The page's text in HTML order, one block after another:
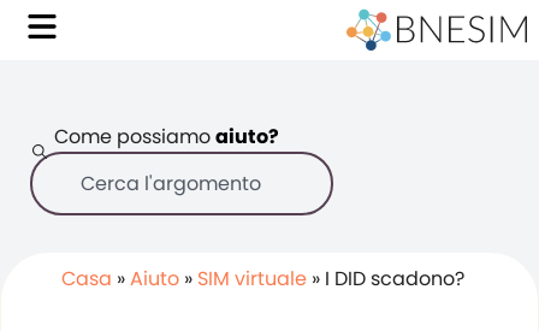
Come possiamoaiuto?
Casa »Aiuto » SIM virtuale » I DID scadono?